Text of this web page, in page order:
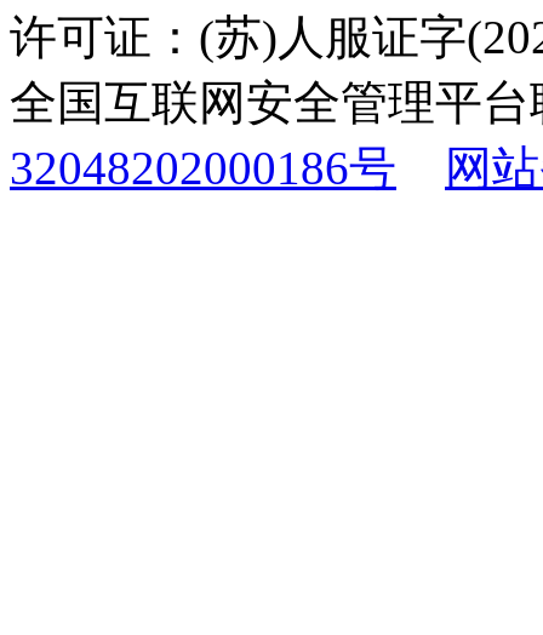
许可证：(苏)人服证字
全国互联网安全管理平
32048202000186号
网